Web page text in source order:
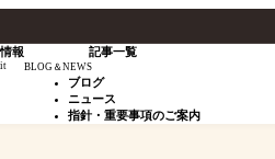
報 記事一覧
BLOG＆NEWS
ブログ
ニュース
指針・重要事項のご案内